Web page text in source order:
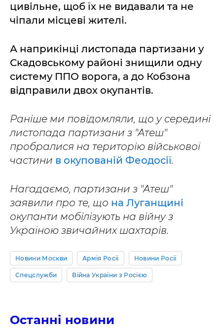
цивільне, щоб їх не видавали та не
чіпали місцеві жителі.
А наприкінці листопада партизани у
Скадовському районі знищили одну
систему ППО ворога, а до Кобзона
відправили двох окупантів.
Раніше ми повідомляли, що у середині
листопада партизани з "Атеш"
пробралися на територію військової
частини в окупованій Феодосії.
Нагадаємо, партизани з "Атеш"
заявили про те, що на Луганщині
окупанти мобілізують на війну з
Україною звичайних шахтарів.
Новини Москви Армія Росії Новини Росії
Спецслужби Війна України з Росією
Останні новини